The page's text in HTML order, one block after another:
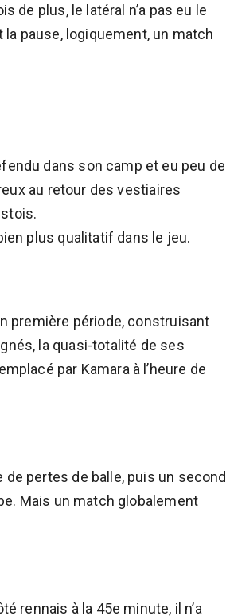
de plus, le latéral n’a pas eu le
pause, logiquement, un match
dans son camp et eu peu de
au retour des vestiaires
plus qualitatif dans le jeu.
première période, construisant
la quasi-totalité de ses
par Kamara à l’heure de
pertes de balle, puis un second
Mais un match globalement
rennais à la 45e minute, il n’a